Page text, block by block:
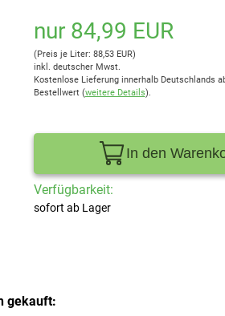
nur 84,99 EUR
(Preis je Liter: 88,53 EUR)
inkl. deutscher Mwst.
Kostenlose Lieferung innerhalb Deutschlands
Bestellwert (weitere Details).
In den
Verfügbarkeit:
sofort ab Lager
gekauft: